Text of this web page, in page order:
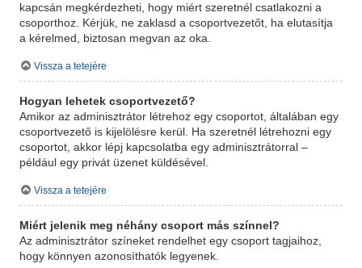
kapcsán megkérdezheti, hogy miért szeretnél csatlakozni a
csoporthoz. Kérjük, ne zaklasd a csoportvezetőt, ha elutasítja
a kérelmed, biztosan megvan az oka.
Vissza a tetejére
Hogyan lehetek csoportvezető?
Amikor az adminisztrátor létrehoz egy csoportot, általában egy
csoportvezető is kijelölésre kerül. Ha szeretnél létrehozni egy
csoportot, akkor lépj kapcsolatba egy adminisztrátorral –
például egy privát üzenet küldésével.
Vissza a tetejére
Miért jelenik meg néhány csoport más színnel?
Az adminisztrátor színeket rendelhet egy csoport tagjaihoz,
hogy könnyen azonosíthatók legyenek.